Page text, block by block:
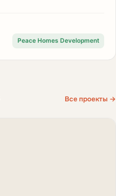
Peace Homes Development
Все проекты →